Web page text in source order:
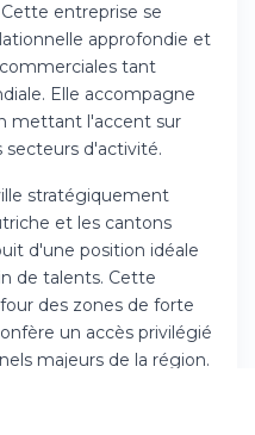
entreprise se
approfondie et
tant
Elle accompagne
mettant l'accent sur
d'activité.
stratégiquement
et les cantons
d'une position idéale
de talents. Cette
des zones de forte
un accès privilégié
majeurs de la région.